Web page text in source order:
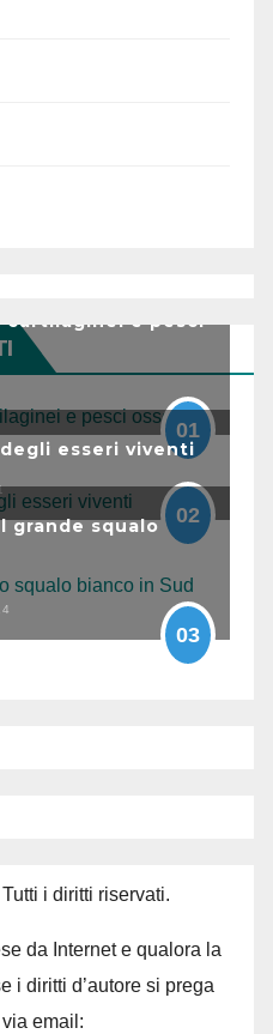
e pesci
01
esseri viventi
02
grande squalo
03
i diritti riservati.
da Internet e qualora la
i diritti d’autore si prega
email: